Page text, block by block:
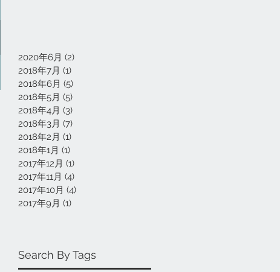
2020年6月 (2)
2018年7月 (1)
2018年6月 (5)
2018年5月 (5)
2018年4月 (3)
2018年3月 (7)
2018年2月 (1)
2018年1月 (1)
2017年12月 (1)
2017年11月 (4)
2017年10月 (4)
2017年9月 (1)
Search By Tags